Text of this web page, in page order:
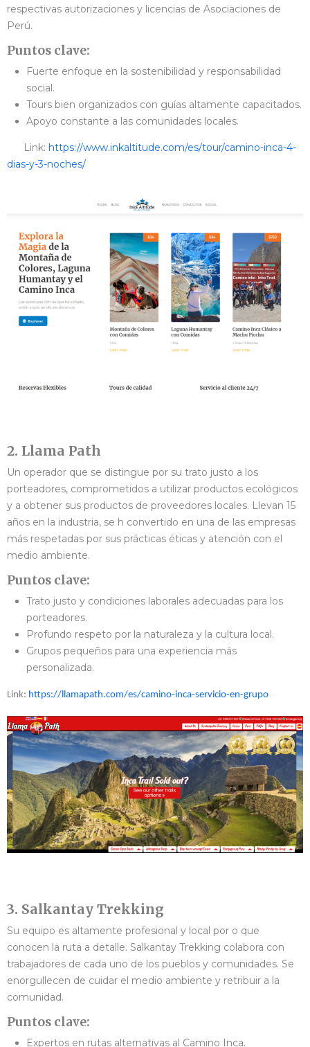
respectivas autorizaciones y licencias de Asociaciones de
Perú.
Puntos clave:
Fuerte enfoque en la sostenibilidad y responsabilidad
social.
Tours bien organizados con guías altamente capacitados.
Apoyo constante a las comunidades locales.
Link: https://www.inkaltitude.com/es/tour/camino-inca-4-
dias-y-3-noches/
2. Llama Path
Un operador que se distingue por su trato justo a los
porteadores, comprometidos a utilizar productos ecológicos
y a obtener sus productos de proveedores locales. Llevan 15
años en la industria, se h convertido en una de las empresas
más respetadas por sus prácticas éticas y atención con el
medio ambiente.
Puntos clave:
Trato justo y condiciones laborales adecuadas para los
porteadores.
Profundo respeto por la naturaleza y la cultura local.
Grupos pequeños para una experiencia más
personalizada.
Link: https://llamapath.com/es/camino-inca-servicio-en-grupo
3. Salkantay Trekking
Su equipo es altamente profesional y local por o que
conocen la ruta a detalle. Salkantay Trekking colabora con
trabajadores de cada uno de los pueblos y comunidades. Se
enorgullecen de cuidar el medio ambiente y retribuir a la
comunidad.
Puntos clave:
Expertos en rutas alternativas al Camino Inca.